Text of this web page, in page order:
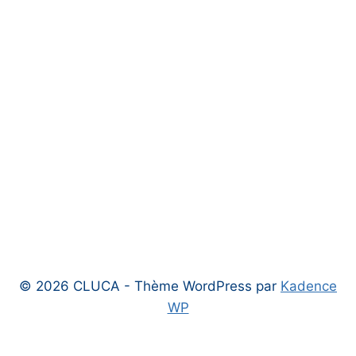
© 2026 CLUCA - Thème WordPress par Kadence
WP